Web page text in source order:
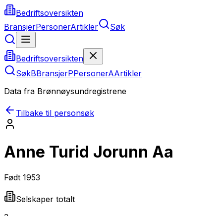
Bedriftsoversikten
BransjerPersonerArtikler Søk
Bedriftsoversikten
SøkBBransjerPPersonerAArtikler
Data fra Brønnøysundregistrene
Tilbake til personsøk
Anne Turid Jorunn Aa
Født 1953
Selskaper totalt